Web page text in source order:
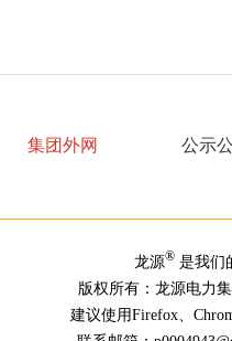
集团外网 公示
龙源®是我们
版权所有：龙源电力
建议使用Firefox、